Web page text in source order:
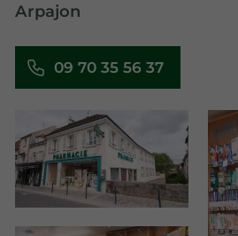
Arpajon
09 70 35 56 37